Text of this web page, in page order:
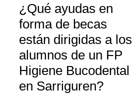
¿Qué ayudas en
forma de becas
están dirigidas a los
alumnos de un FP
Higiene Bucodental
en Sarriguren?